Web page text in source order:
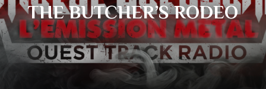
THE BUTCHER’S RODEO